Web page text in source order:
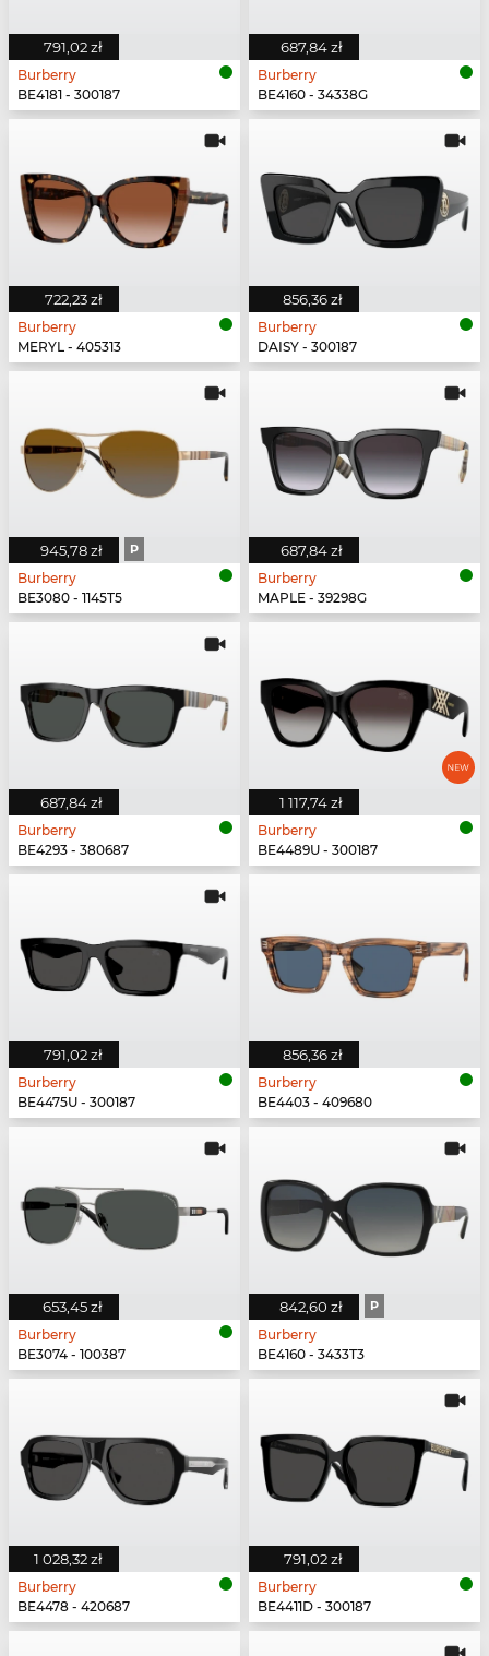
791,02 zł
Burberry
BE4181 - 300187
687,84 zł
Burberry
BE4160 - 34338G
722,23 zł
Burberry
MERYL - 405313
856,36 zł
Burberry
DAISY - 300187
945,78 zł P
Burberry
BE3080 - 1145T5
687,84 zł
Burberry
MAPLE - 39298G
687,84 zł
Burberry
BE4293 - 380687
1 117,74 zł
Burberry
BE4489U - 300187
791,02 zł
Burberry
BE4475U - 300187
856,36 zł
Burberry
BE4403 - 409680
653,45 zł
Burberry
BE3074 - 100387
842,60 zł P
Burberry
BE4160 - 3433T3
1 028,32 zł
Burberry
BE4478 - 420687
791,02 zł
Burberry
BE4411D - 300187